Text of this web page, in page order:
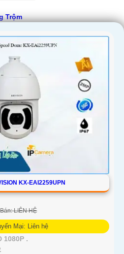
Trộm
KX-EAI2259UPN
LIÊN HỆ
Mại: Liên hệ
1080P .